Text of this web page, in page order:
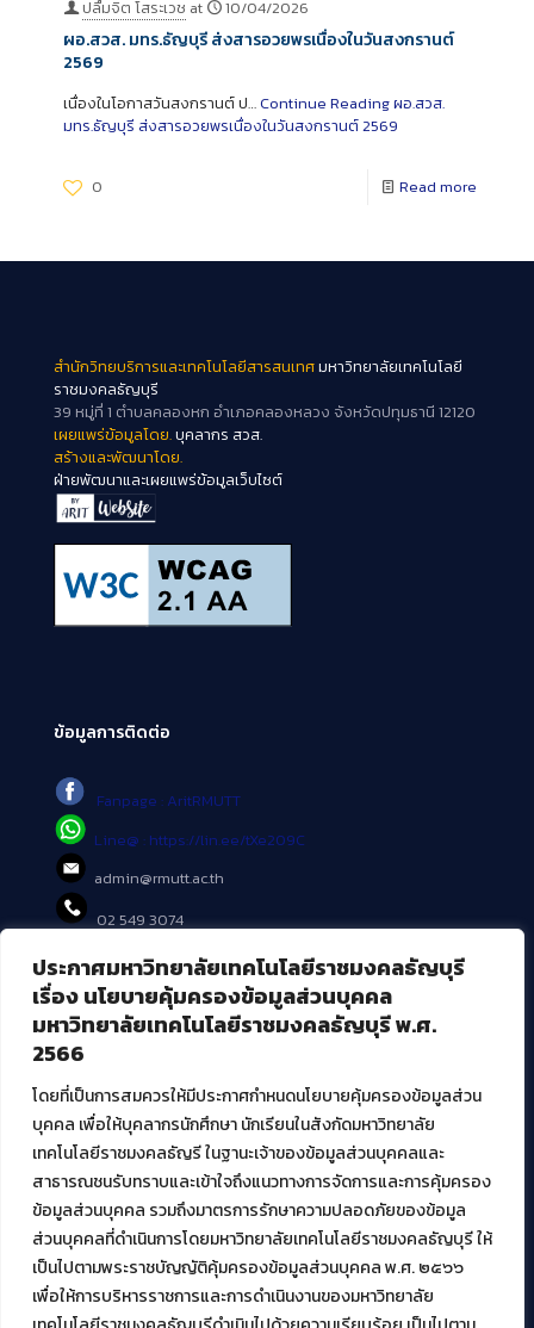
ประกาศมหาวิทยาลัยเทคโนโลยีราชมงคลธัญบุรี
เรื่อง นโยบายคุ้มครองข้อมูลส่วนบุคคล
มหาวิทยาลัยเทคโนโลยีราชมงคลธัญบุรี พ.ศ.
2566
โดยที่เป็นการสมควรให้มีประกาศกำหนดนโยบายคุ้มครองข้อมูลส่วน
บุคคล เพื่อให้บุคลากรนักศึกษา นักเรียนในสังกัดมหาวิทยาลัย
เทคโนโลยีราชมงคลธัญรี ในฐานะเจ้าของข้อมูลส่วนบุคคลและ
สาธารณชนรับทราบและเข้าใจถึงแนวทางการจัดการและการคุ้มครอง
ข้อมูลส่วนบุคคล รวมถึงมาตรการรักษาความปลอดภัยของข้อมูล
ส่วนบุคคลที่ดำเนินการโดยมหาวิทยาลัยเทคโนโลยีราชมงคลธัญบุรี ให้
เป็นไปตามพระราชบัญญัติคุ้มครองข้อมูลส่วนบุคคล พ.ศ. ๒๕๖๖
เพื่อให้การบริหารราชการและการดำเนินงานของมหาวิทยาลัย
ปลื้มจิต โสระเวช at 10/04/2026
ผอ.สวส. มทร.ธัญบุรี ส่งสารอวยพรเนื่องในวันสงกรานต์
2569
เนื่องในโอกาสวันสงกรานต์ ป… Continue Readingผอ.สวส.
มทร.ธัญบุรี ส่งสารอวยพรเนื่องในวันสงกรานต์ 2569
0 Read more
สำนักวิทยบริการและเทคโนโลยีสารสนเทศมหาวิทยาลัยเทคโนโลยี
ราชมงคลธัญบุรี
39 หมู่ที่ 1 ตำบลคลองหก อำเภอคลองหลวง จังหวัดปทุมธานี 12120
เผยแพร่ข้อมูลโดย.บุคลากร สวส.
สร้างและพัฒนาโดย.
ฝ่ายพัฒนาและเผยแพร่ข้อมูลเว็บไซต์
ข้อมูลการติดต่อ
Fanpage : AritRMUTT
Line@ : https://lin.ee/tXe209C
admin@rmutt.ac.th
02 549 3074
บริการอื่นๆ ของ สวส.
ศูนย์สื่อดิจิทัล
ศูนย์นวัตกรรมและความรู้
สมัยใหม่ (MoSeC)
งานบริการวิชาการให้กับหน่วยงานภายนอก
โครงการส่งเสริมและพัฒนาผู้ประกอบการ SME โดย. มทร.ธัญบุรี
กิจกรรมการเชื่อมโยงเครือข่ายผู้ให้บริการเครื่องจักรกลทางการ
เกษตร ภายใต้โครงการส่งเสริมการรแปรรูปสินค้าเกษตรระดับชุมชน
กรมส่งเสริมอุตสาหกรรม